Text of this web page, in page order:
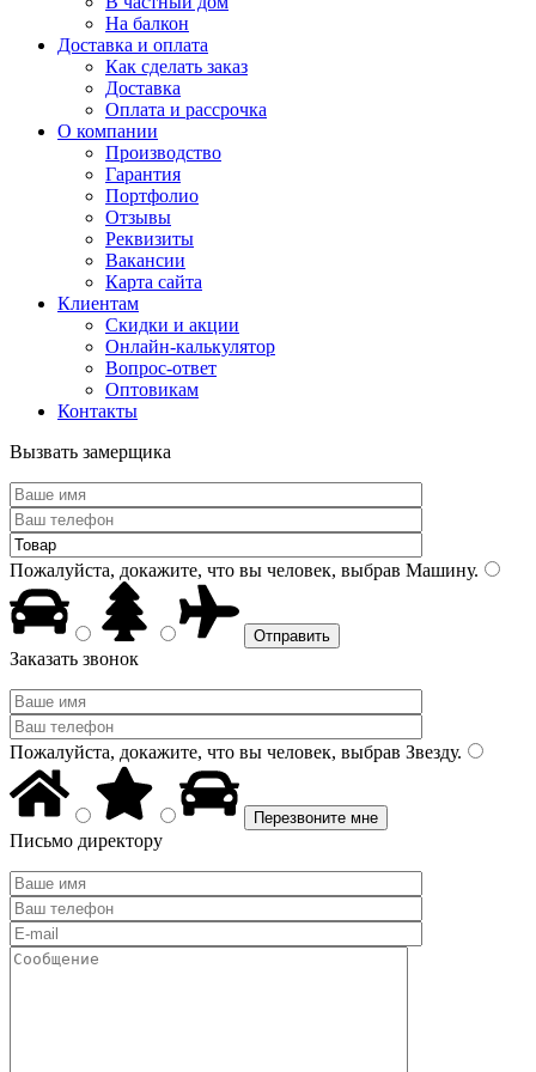
На балкон
Доставка и оплата
Как сделать заказ
Доставка
Оплата и рассрочка
О компании
Производство
Гарантия
Портфолио
Отзывы
Реквизиты
Вакансии
Карта сайта
Клиентам
Скидки и акции
Онлайн-калькулятор
Вопрос-ответ
Оптовикам
Контакты
Вызвать замерщика
Пожалуйста, докажите, что вы человек, выбрав Машину.
Заказать звонок
Пожалуйста, докажите, что вы человек, выбрав Звезду.
Письмо директору